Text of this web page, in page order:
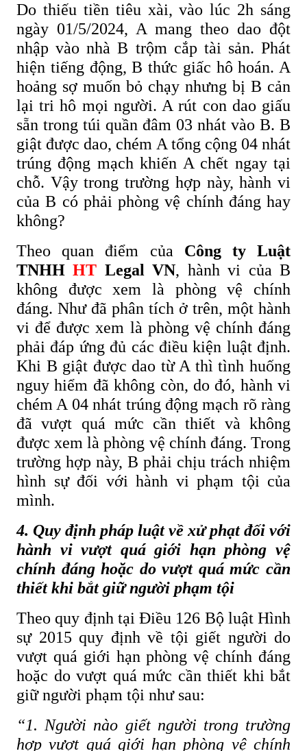
Do thiếu tiền tiêu xài, vào lúc 2h sáng
ngày 01/5/2024, A mang theo dao đột
nhập vào nhà B trộm cắp tài sản. Phát
hiện tiếng động, B thức giấc hô hoán. A
hoảng sợ muốn bỏ chạy nhưng bị B cản
lại tri hô mọi người. A rút con dao giấu
sẵn trong túi quần đâm 03 nhát vào B. B
giật được dao, chém A tổng cộng 04 nhát
trúng động mạch khiến A chết ngay tại
chỗ. Vậy trong trường hợp này, hành vi
của B có phải phòng vệ chính đáng hay
không?
Theo quan điểm củaCông ty Luật
TNHHHT Legal VN, hành vi của B
không được xem là phòng vệ chính
đáng. Như đã phân tích ở trên, một hành
vi để được xem là phòng vệ chính đáng
phải đáp ứng đủ các điều kiện luật định.
Khi B giật được dao từ A thì tình huống
nguy hiểm đã không còn, do đó, hành vi
chém A 04 nhát trúng động mạch rõ ràng
đã vượt quá mức cần thiết và không
được xem là phòng vệ chính đáng. Trong
trường hợp này, B phải chịu trách nhiệm
hình sự đối với hành vi phạm tội của
mình.
4. Quy định pháp luật về xử phạt đối với
hành vi vượt quá giới hạn phòng vệ
chính đáng hoặc do vượt quá mức cần
thiết khi bắt giữ người phạm tội
Theo quy định tại Điều 126 Bộ luật Hình
sự 2015 quy định về tội giết người do
vượt quá giới hạn phòng vệ chính đáng
hoặc do vượt quá mức cần thiết khi bắt
giữ người phạm tội như sau:
“1. Người nào giết người trong trường
hợp vượt quá giới hạn phòng vệ chính